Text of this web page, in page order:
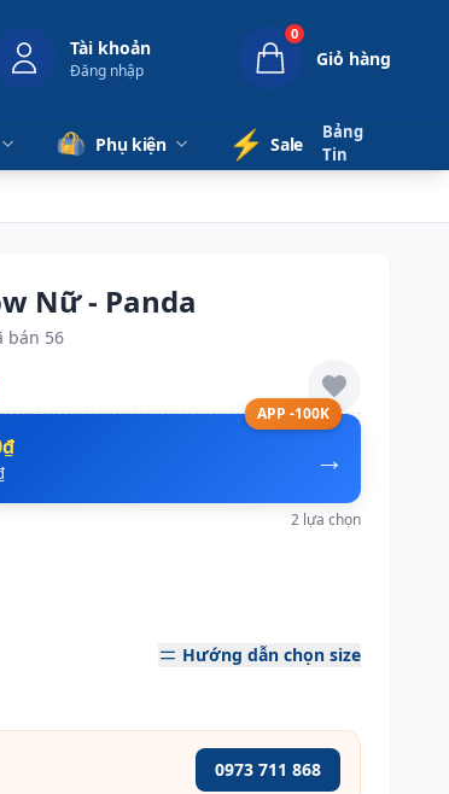
Tài khoản
Đăng nhập
0
Giỏ hàng
Phụ kiện ⚡️ Sale
Bảng
Tin
Nữ - Panda
bán 56
APP -100K
→
2 lựa chọn
Hướng dẫn chọn size
0973 711 868